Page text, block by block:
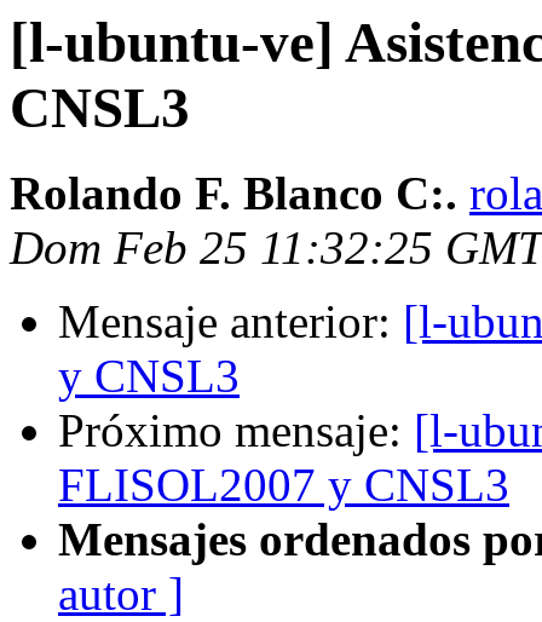
[l-ubuntu-ve]
CNSL3
Rolando F. Blanco C:.
Dom Feb 25 11:32:25
Mensaje anterior: [l-
y CNSL3
Próximo mensaje: [l-
FLISOL2007 y CNSL3
Mensajes ordenados
autor ]